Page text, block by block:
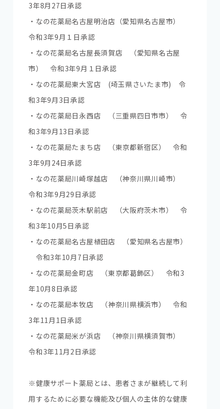
3年8月27日承認
・なの花薬局名古屋明治店（愛知県名古屋市）
令和3年9月１日承認
・なの花薬局名古屋長須賀店 （愛知県名古屋
市） 令和3年9月１日承認
・なの花薬局東大宮店 (埼玉県さいたま市) 令
和3年9月3日承認
・なの花薬局日永西店 （三重県四日市市） 令
和3年9月13日承認
・なの花薬局たまち店 （東京都新宿区） 令和
3年9月24日承認
・なの花薬局川崎塚越店 （神奈川県川崎市）
令和3年9月29日承認
・なの花薬局茨木駅前店 （大阪府茨木市） 令
和3年10月5日承認
・なの花薬局名古屋植田店 （愛知県名古屋市）
令和3年10月7日承認
・なの花薬局金町店 （東京都葛飾区） 令和3
年10月8日承認
・なの花薬局本牧店 （神奈川県横浜市） 令和
3年11月1日承認
・なの花薬局米が浜店 （神奈川県横須賀市）
令和3年11月2日承認
※健康サポート薬局とは、患者さまが継続して利
用するために必要な機能及び個人の主体的な健康